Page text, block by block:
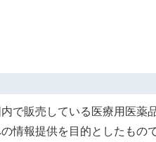
で販売している医療用医
情報提供を目的としたもの